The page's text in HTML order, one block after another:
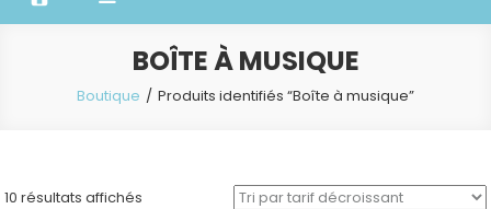
BOÎTE À MUSIQUE
Boutique Produits identifiés “Boîte à musique”
10 résultats affichés